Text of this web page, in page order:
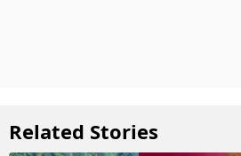
Related Stories